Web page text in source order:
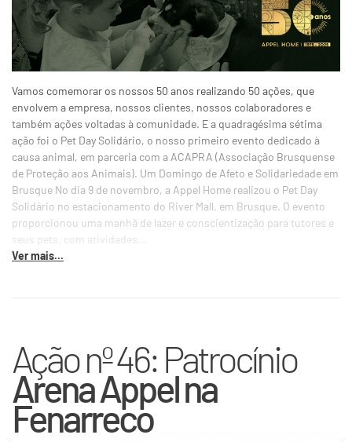
Vamos comemorar os nossos 50 anos realizando 50 ações, que
envolvem a empresa, nossos clientes, nossos colaboradores e
também ações voltadas à comunidade. E a quadragésima sétima
ação foi o Pet Day Solidário, o nosso primeiro evento dedicado à
causa animal, em parceria com a ACAPRA (Associação Brusquense
de Proteção aos Animais). Um Domingo de Afeto e Solidariedade em
Brusque No dia 9 de novembro, a Appel Home realizou o Pet Day
Solidário no estacionamento do River Mall, em Brusque. O evento
proporcionou uma manhã de lazer e conscientização para tutores e
seus pets, com atividades...
Ver mais...
Ação nº 46: Patrocínio
Arena Appel na
Fenarreco